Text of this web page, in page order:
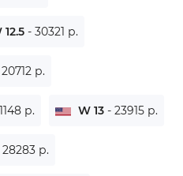
12.5 - 30321 р.
р.
р. W 13 - 23915 р.
28283 р.